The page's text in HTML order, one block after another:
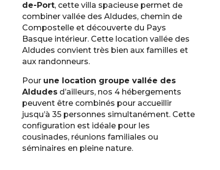
de-Port, cette villa spacieuse permet de
combiner vallée des Aldudes, chemin de
Compostelle et découverte du Pays
Basque intérieur. Cette location vallée des
Aldudes convient très bien aux familles et
aux randonneurs.
Pour une location groupe vallée des
Aldudesd’ailleurs, nos 4 hébergements
peuvent être combinés pour accueillir
jusqu’à 35 personnes simultanément. Cette
configuration est idéale pour les
cousinades, réunions familiales ou
séminaires en pleine nature.